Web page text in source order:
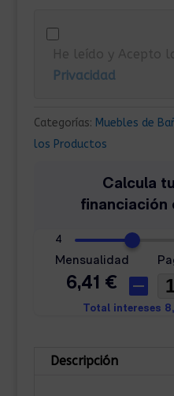
Estante
25x26,5x170
Roble
Negro
He leído y Acepto
Privacidad
Categorías: Muebles de
los Productos
Descripción